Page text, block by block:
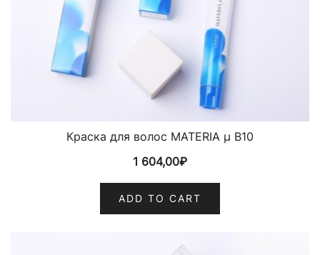
Краска для волос MATERIA µ B10
1 604,00₽
ADD TO CART